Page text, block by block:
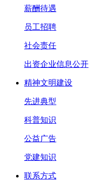
薪酬待遇
员工招聘
社会责任
出资企业信息公开
精神文明建设
先进典型
科普知识
公益广告
党建知识
联系方式